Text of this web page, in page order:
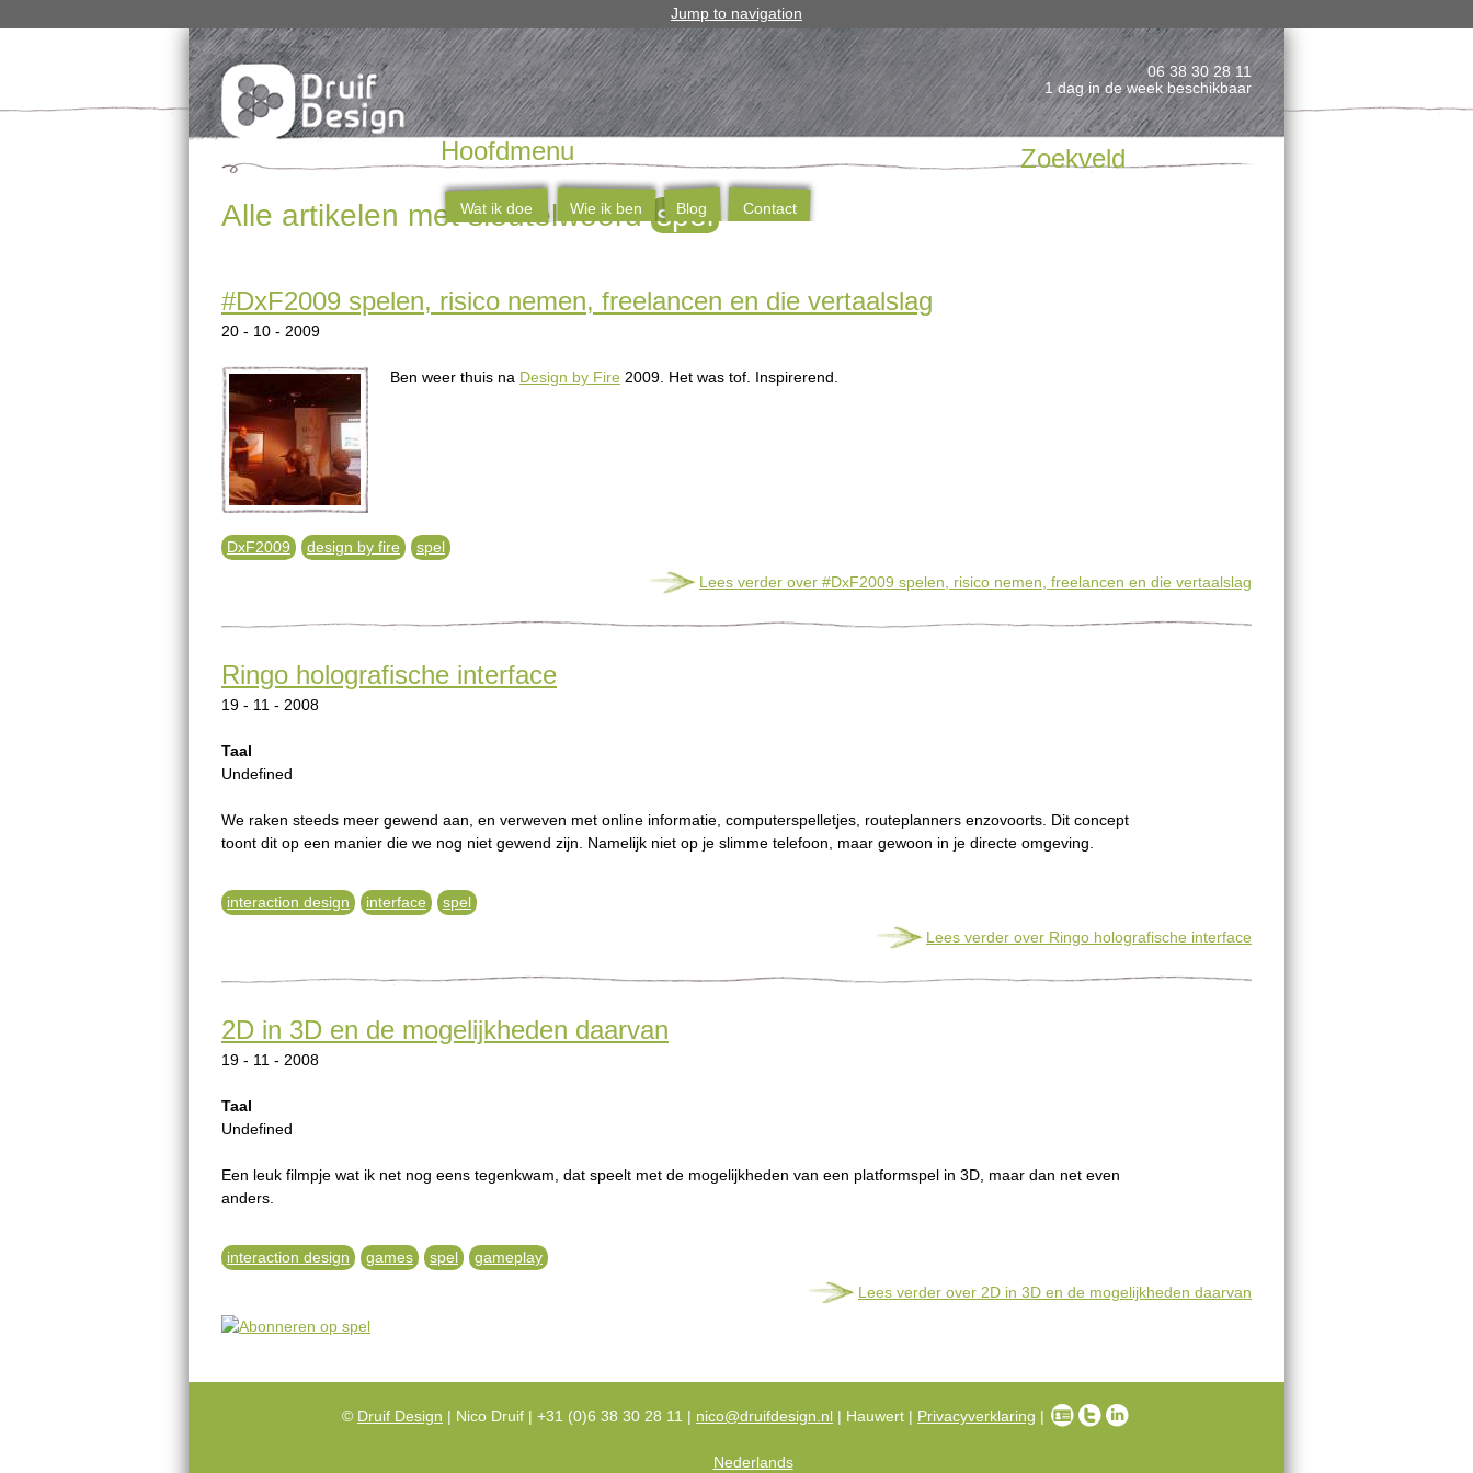
Jump to navigation
06 38 30 28 11
1 dag in de week beschikbaar
Zoekveld
Alle artikelen met sleutelwoordspel
#DxF2009 spelen, risico nemen, freelancen en die vertaalslag
20 - 10 - 2009
Ben weer thuis na Design by Fire 2009. Het was tof. Inspirerend.
DxF2009 design by fire spel
Lees verder over #DxF2009 spelen, risico nemen, freelancen en die vertaalslag
Ringo holografische interface
19 - 11 - 2008
Taal
Undefined
We raken steeds meer gewend aan, en verweven met online informatie, computerspelletjes, routeplanners enzovoorts. Dit concept
toont dit op een manier die we nog niet gewend zijn. Namelijk niet op je slimme telefoon, maar gewoon in je directe omgeving.
interaction design interface spel
Lees verder over Ringo holografische interface
2D in 3D en de mogelijkheden daarvan
19 - 11 - 2008
Taal
Undefined
Een leuk filmpje wat ik net nog eens tegenkwam, dat speelt met de mogelijkheden van een platformspel in 3D, maar dan net even
anders.
interaction design games spel gameplay
Lees verder over 2D in 3D en de mogelijkheden daarvan
Hoofdmenu
Wat ik doe Wie ik ben Blog Contact
© Druif Design | Nico Druif | +31 (0)6 38 30 28 11 | nico@druifdesign.nl | Hauwert | Privacyverklaring |
Nederlands